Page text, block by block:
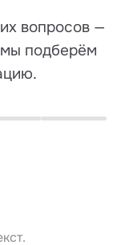
вопросов —
подберём